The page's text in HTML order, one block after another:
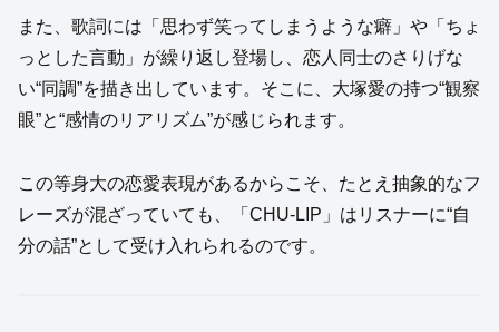
また、歌詞には「思わず笑ってしまうような癖」や「ちょ
っとした言動」が繰り返し登場し、恋人同士のさりげな
い“同調”を描き出しています。そこに、大塚愛の持つ“観察
眼”と“感情のリアリズム”が感じられます。
この等身大の恋愛表現があるからこそ、たとえ抽象的なフ
レーズが混ざっていても、「CHU-LIP」はリスナーに“自
分の話”として受け入れられるのです。